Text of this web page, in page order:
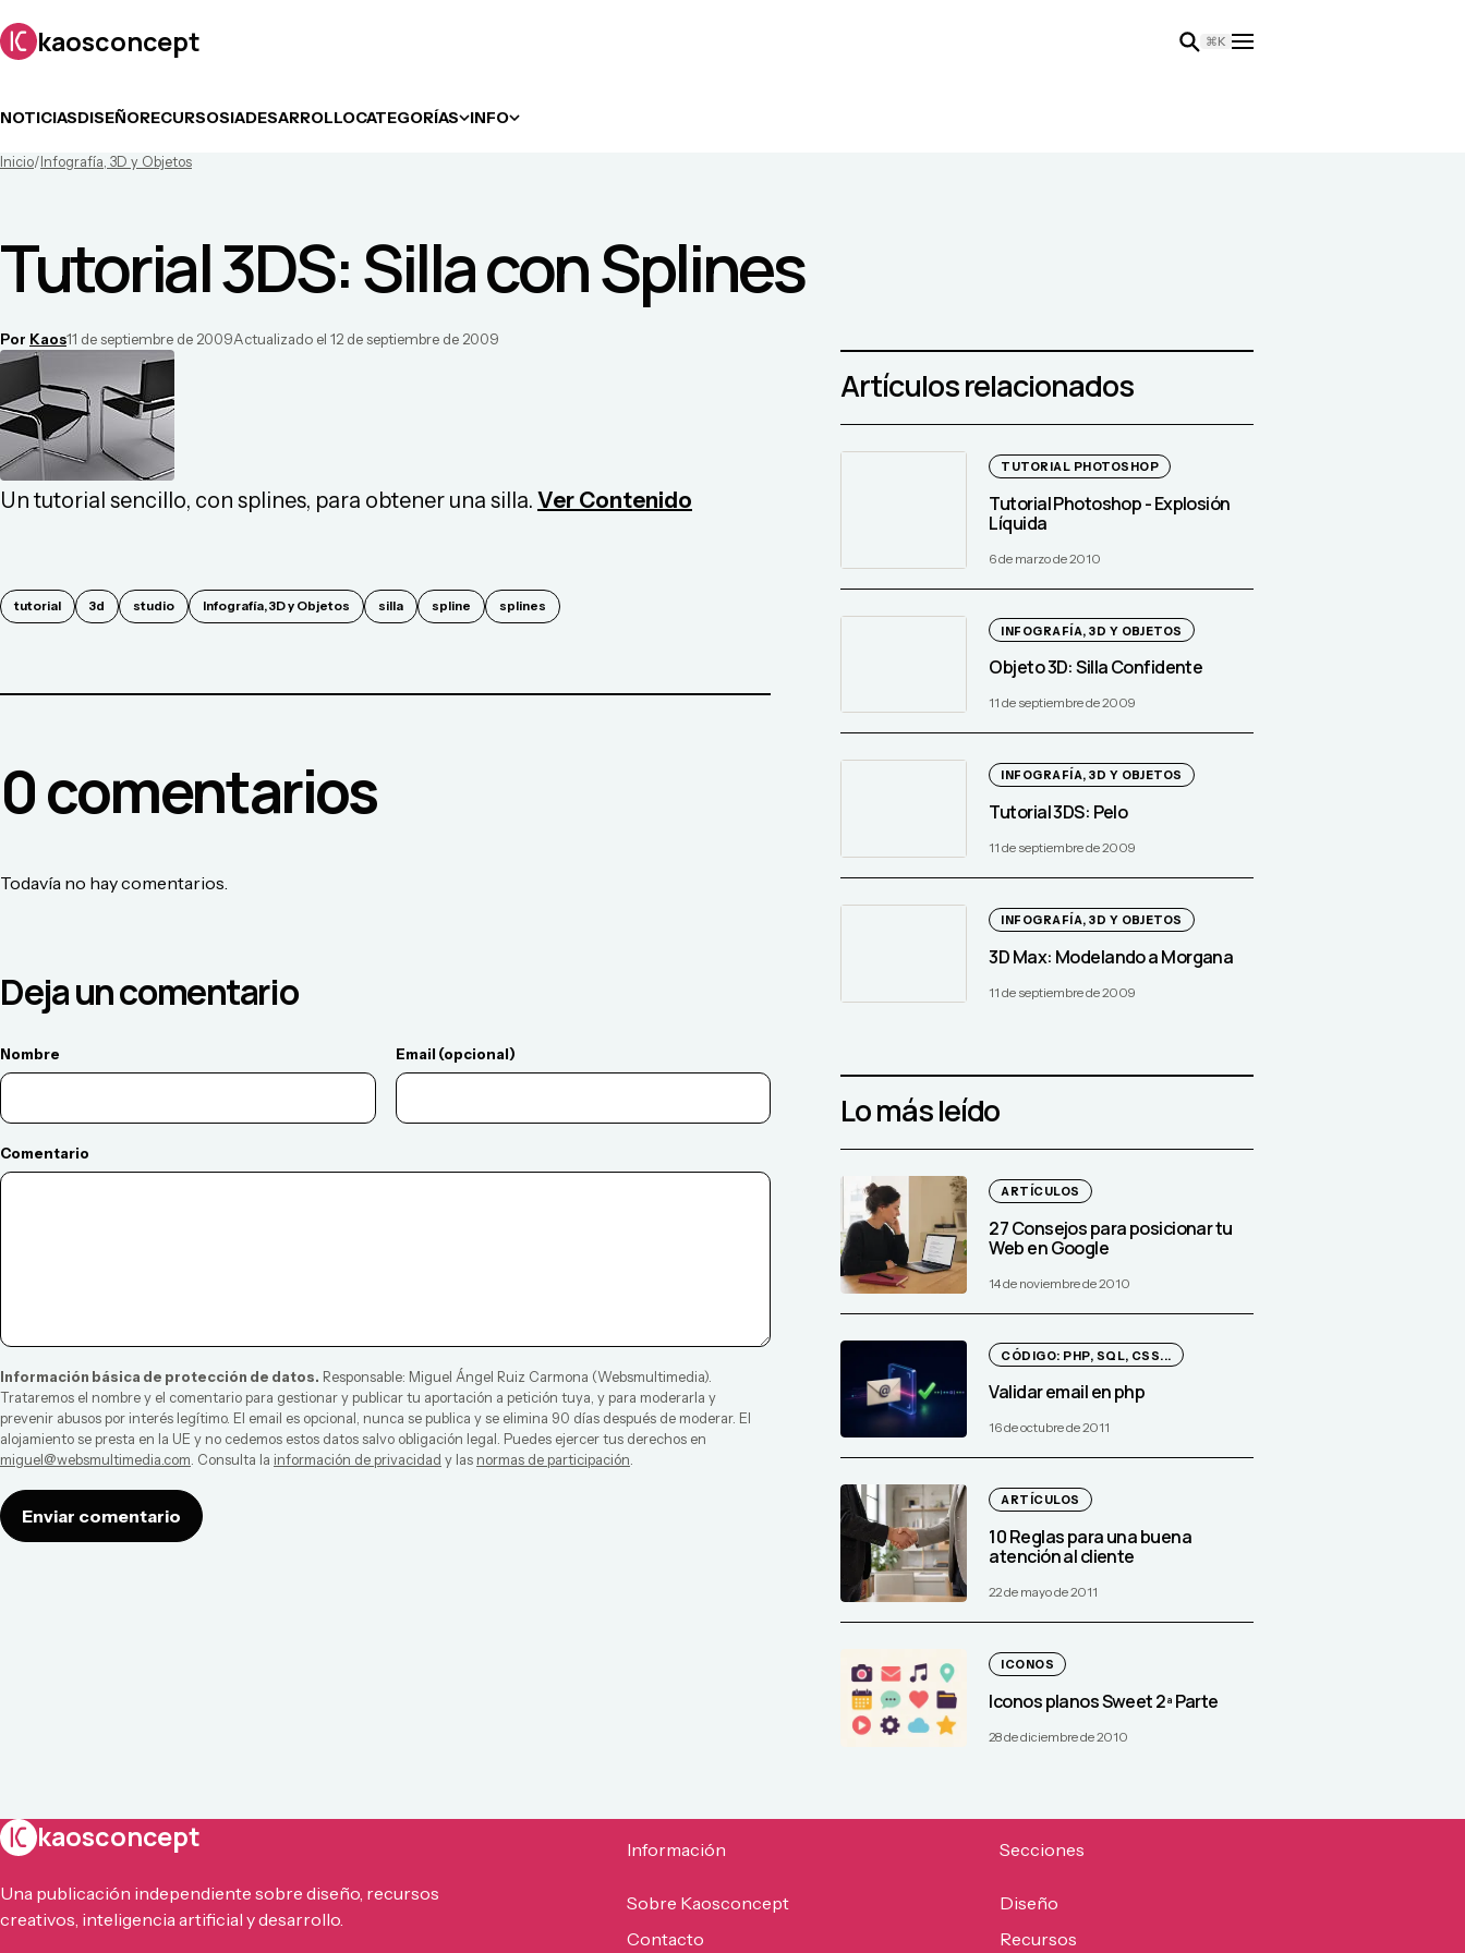
kaosconcept ⌘K
NOTICIASDISEÑORECURSOSIADESARROLLOCATEGORÍAS INFO
Inicio/ Infografía, 3D y Objetos
Tutorial 3DS: Silla con Splines
Por Kaos11 de septiembre de 2009Actualizado el 12 de septiembre de 2009
Un tutorial sencillo, con splines, para obtener una silla. Ver Contenido
tutorial 3d studio Infografía, 3D y Objetos silla spline splines
0comentarios
Todavía no hay comentarios.
Deja un comentario
Nombre Email (opcional)
Comentario
Información básica de protección de datos. Responsable: Miguel Ángel Ruiz Carmona (Websmultimedia).
Trataremos el nombre y el comentario para gestionar y publicar tu aportación a petición tuya, y para moderarla y
prevenir abusos por interés legítimo. El email es opcional, nunca se publica y se elimina 90 días después de moderar. El
alojamiento se presta en la UE y no cedemos estos datos salvo obligación legal. Puedes ejercer tus derechos en
miguel@websmultimedia.com . Consulta la información de privacidad y las normas de participación
Enviar comentario
Artículos relacionados
TUTORIAL PHOTOSHOP
Tutorial Photoshop - Explosión
Líquida
6 de marzo de 2010
INFOGRAFÍA, 3D Y OBJETOS
Objeto 3D: Silla Confidente
11 de septiembre de 2009
INFOGRAFÍA, 3D Y OBJETOS
Tutorial 3DS: Pelo
11 de septiembre de 2009
INFOGRAFÍA, 3D Y OBJETOS
3D Max: Modelando a Morgana
11 de septiembre de 2009
Lo más leído
ARTÍCULOS
27 Consejos para posicionar tu
Web en Google
14 de noviembre de 2010
CÓDIGO: PHP, SQL, CSS...
Validar email en php
16 de octubre de 2011
ARTÍCULOS
10 Reglas para una buena
atención al cliente
22 de mayo de 2011
ICONOS
Iconos planos Sweet 2ª Parte
28 de diciembre de 2010
kaosconcept
Una publicación independiente sobre diseño, recursos
creativos, inteligencia artificial y desarrollo.
Información
Sobre Kaosconcept
Contacto
Secciones
Diseño
Recursos